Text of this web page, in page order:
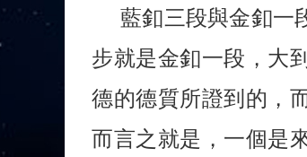
藍釦三段與金釦一
步就是金釦一段，大
德的德質所證到的，
而言之就是，一個是